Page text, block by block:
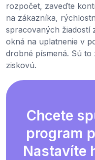
rozpočet, zaveďte
na zákazníka,
spracovaných žiadostí
okná na uplatnenie v
drobné písmená. Sú
ziskovú.
Chcete
program
Nastavíte